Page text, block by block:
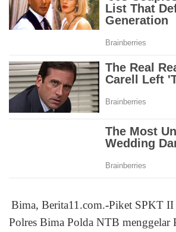
Bima, Berita11.com.-Piket SPKT II
Polres Bima Polda NTB menggelar